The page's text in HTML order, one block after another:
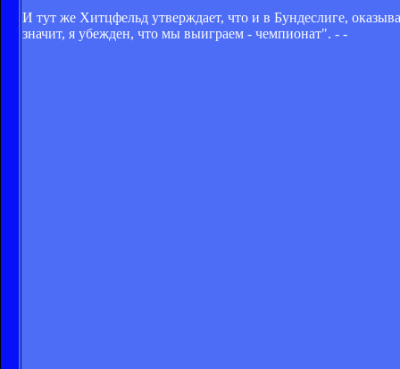
И тут же Хитцфельд утверждает, что и в Бундеслиге,
значит, я убежден, что мы выиграем - чемпионат". - -